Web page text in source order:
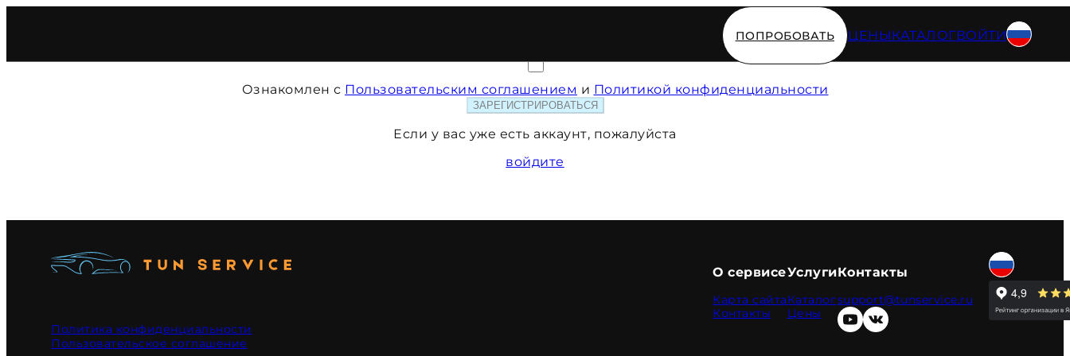
ПОПРОБОВАТЬ ЦЕНЫКАТАЛОГВОЙТИ
Ознакомлен с Пользовательским соглашением и Политикой конфиденциальности
ЗАРЕГИСТРИРОВАТЬСЯ
Если у вас уже есть аккаунт, пожалуйста
войдите
О сервисе
Карта сайта
Контакты
Услуги
Каталог
Цены
Контакты
support@tunservice.ru
Политика конфиденциальности
Пользовательское соглашение